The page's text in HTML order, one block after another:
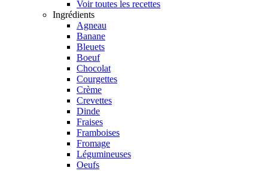
Voir toutes les recettes
Ingrédients
Agneau
Banane
Bleuets
Boeuf
Chocolat
Courgettes
Crème
Crevettes
Dinde
Fraises
Framboises
Fromage
Légumineuses
Oeufs